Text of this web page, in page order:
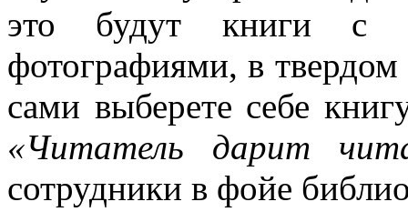
это будут книги с
фотографиями, в
сами выберете себе
«Читатель дарит
сотрудники в фойе